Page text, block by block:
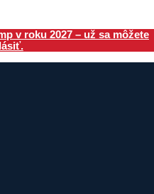
v roku 2027 – už sa môžete